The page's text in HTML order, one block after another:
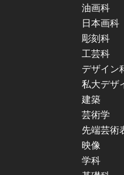
油画科
日本画科
彫刻科
工芸科
デザイン
私大デザ
建築
芸術学
先端芸術
映像
学科